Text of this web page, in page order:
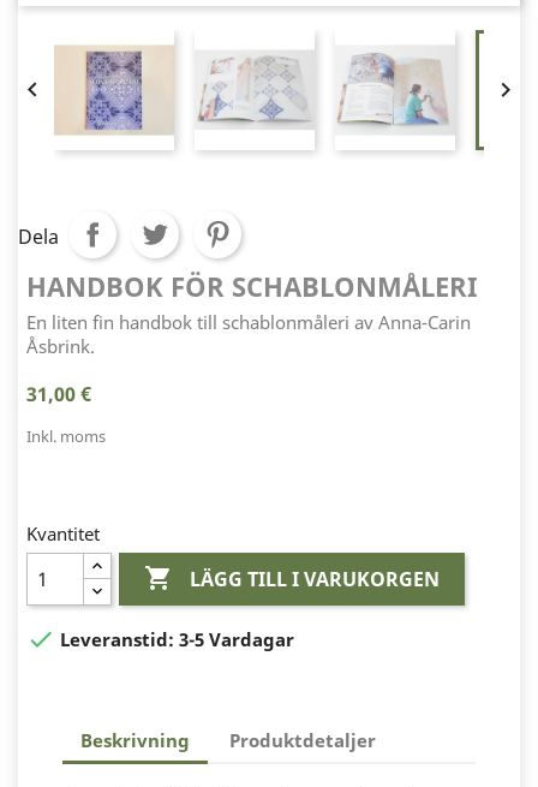
 
Dela
HANDBOK FÖR SCHABLONMÅLERI
En liten fin handbok till schablonmåleri av Anna-Carin
Åsbrink.
31,00 €
Inkl. moms
Kvantitet
 LÄGG TILL I VARUKORGEN
 Leveranstid: 3-5 Vardagar
Beskrivning Produktdetaljer